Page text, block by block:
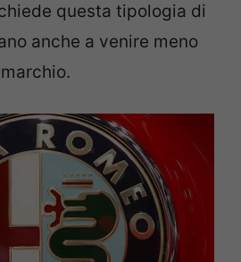
questa tipologia di
anche a venire meno